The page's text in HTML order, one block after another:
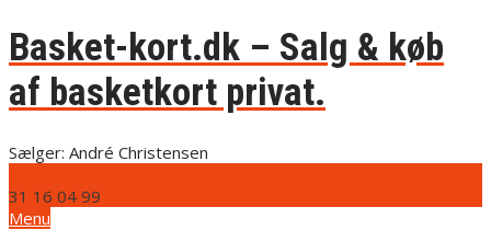
Basket-kort.dk – Salg & køb
af basketkort privat.
Sælger: André Christensen
31 16 04 99
Menu